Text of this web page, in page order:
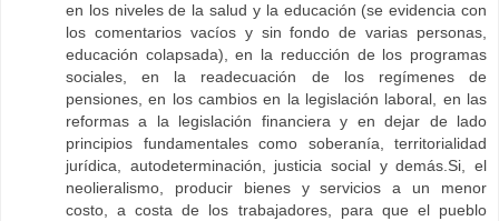
en los niveles de la salud y la educación (se evidencia con
los comentarios vacíos y sin fondo de varias personas,
educación colapsada), en la reducción de los programas
sociales, en la readecuación de los regímenes de
pensiones, en los cambios en la legislación laboral, en las
reformas a la legislación financiera y en dejar de lado
principios fundamentales como soberanía, territorialidad
jurídica, autodeterminación, justicia social y demás.Si, el
neolieralismo, producir bienes y servicios a un menor
costo, a costa de los trabajadores, para que el pueblo